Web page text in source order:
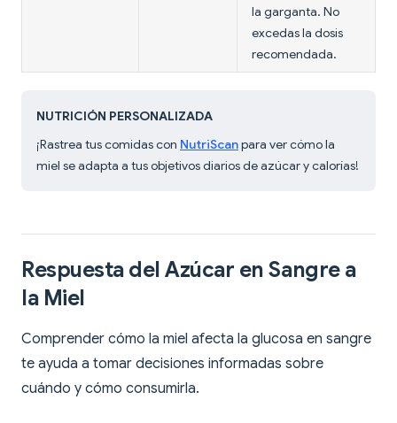
la garganta. No
excedas la dosis
recomendada.
NUTRICIÓN PERSONALIZADA
¡Rastrea tus comidas con NutriScanpara ver cómo la
miel se adapta a tus objetivos diarios de azúcar y calorías!
Respuesta del Azúcar en Sangre a
la Miel
Comprender cómo la miel afecta la glucosa en sangre
te ayuda a tomar decisiones informadas sobre
cuándo y cómo consumirla.